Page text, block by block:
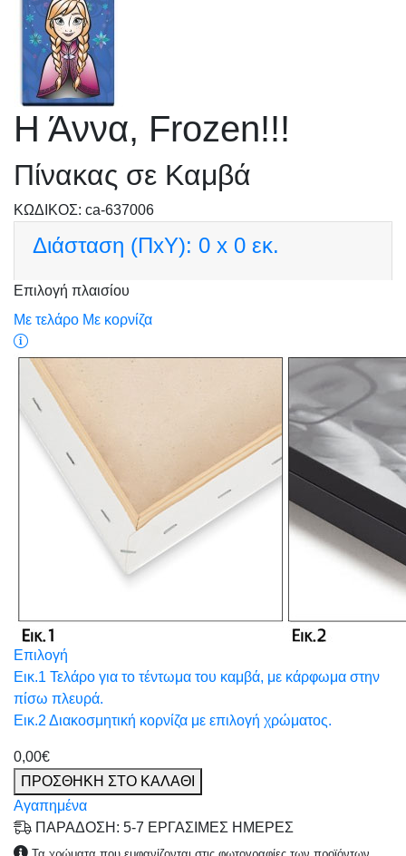
Η Άννα, Frozen!!!
Πίνακας σε Καμβά
KΩΔΙΚΟΣ: ca-637006
Διάσταση (ΠxΥ): 0 x 0 εκ.
Επιλογή πλαισίου
Με τελάρο Με κορνίζα
Επιλογή
Εικ.1 Τελάρο για το τέντωμα του καμβά, με κάρφωμα στην
πίσω πλευρά.
Εικ.2 Διακοσμητική κορνίζα με επιλογή χρώματος.
0,00€
ΠΡΟΣΘΗΚΗ ΣΤΟ ΚΑΛΑΘΙ
Αγαπημένα
ΠΑΡΑΔΟΣΗ: 5-7 ΕΡΓΑΣΙΜΕΣ ΗΜΕΡΕΣ